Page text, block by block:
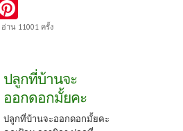
nt
es
t
อ่าน 11001 ครั้ง
ปลูกที่บ้านจะ
ออกดอกมั้ยคะ
ปลูกที่บ้านจะออกดอกมั้ยคะ